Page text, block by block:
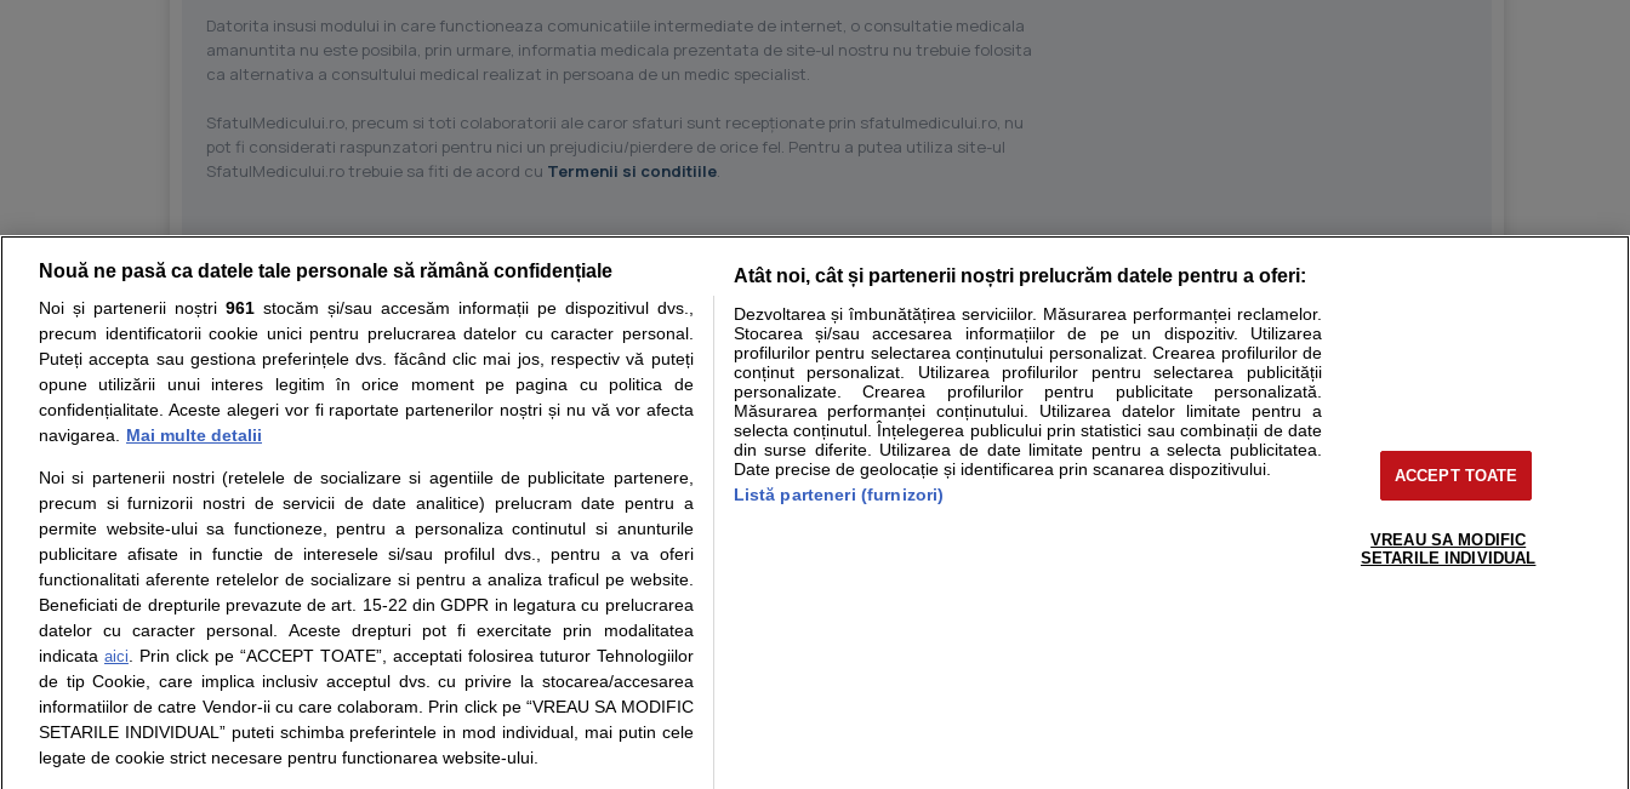
Datorita insusi modului in care functioneaza comunicatiile intermediate de internet, o consultatie medicala
amanuntita nu este posibila, prin urmare, informatia medicala prezentata de site-ul nostru nu trebuie folosita
ca alternativa a consultului medical realizat in persoana de un medic specialist.
SfatulMedicului.ro, precum si toti colaboratorii ale caror sfaturi sunt recepţionate prin sfatulmedicului.ro, nu
pot fi considerati raspunzatori pentru nici un prejudiciu/pierdere de orice fel. Pentru a putea utiliza site-ul
SfatulMedicului.ro trebuie sa fiti de acord cu Termenii si conditiile.
Resurse: Autoevaluare simptome Interpretare analize Specialitati medicale
Opiniile avizate ale medicilor, sfaturile si orice alte informatii despre sanatate disponibile pe sfatulmedicului.ro au scop informativ si educational. Ele nu pot substitui consultul medical direct si
nici diagnosticul stabilit in urma investigatiilor si analizelor medicale. Va sfatuim, ca pe langa informatia primita pe sfatulmedicului.ro sa consultati fie medicul Dvs., fie unul dintre medicii pe care
ii punem la dispozitie pentru programare in sistemul de programari la medic Clickmed.
Despre noi
Contact
Intrebari frecvente
Consultanti
medicali
Termeni si conditii
Politica de
confidentialitate
Politica de cookie
Modifica Setarile Cookie
Drepturile consumatorului
Protectia consumatorilor -
ANPC
Solutionarea Alternativa a
Litigiilor
Info consumator: 0800.080.999
Formulare europene - CNAS
Ministerul Sanatatii - ANMDM
Parteneri
Inscriere clinica
Pentru pacient
support@sfatulmedicului.ro
0374 109 268
© Copyright © 2005 - 2026
SFATUL MEDICULUI.ro S.A, CUI: RO 38847631, J40/1995/2018, cu sediul in Bucuresti, Bulevardul Pierre de Coubertin, Office Building, Spatiul E6-11, etaj 6, sector 2, cod 021901
Nouă ne pasă ca datele tale personale să rămână confidențiale
Noi și partenerii noștri 961stocăm și/sau accesăm informații pe dispozitivul dvs.,
precum identificatorii cookie unici pentru prelucrarea datelor cu caracter personal.
Puteți accepta sau gestiona preferințele dvs. făcând clic mai jos, respectiv vă puteți
opune utilizării unui interes legitim în orice moment pe pagina cu politica de
confidențialitate. Aceste alegeri vor fi raportate partenerilor noștri și nu vă vor afecta
navigarea.
Mai multe detalii
Noi si partenerii nostri (retelele de socializare si agentiile de publicitate partenere,
precum si furnizorii nostri de servicii de date analitice) prelucram date pentru a
permite website-ului sa functioneze, pentru a personaliza continutul si anunturile
publicitare afisate in functie de interesele si/sau profilul dvs., pentru a va oferi
functionalitati aferente retelelor de socializare si pentru a analiza traficul pe website.
Beneficiati de drepturile prevazute de art. 15-22 din GDPR in legatura cu prelucrarea
datelor cu caracter personal. Aceste drepturi pot fi exercitate prin modalitatea
indicata aici. Prin click pe “ACCEPT TOATE”, acceptati folosirea tuturor Tehnologiilor
de tip Cookie, care implica inclusiv acceptul dvs. cu privire la stocarea/accesarea
informatiilor de catre Vendor-ii cu care colaboram. Prin click pe “VREAU SA MODIFIC
SETARILE INDIVIDUAL” puteti schimba preferintele in mod individual, mai putin cele
legate de cookie strict necesare pentru functionarea website-ului.
Atât noi, cât și partenerii noștri prelucrăm datele pentru a oferi:
Dezvoltarea și îmbunătățirea serviciilor. Măsurarea performanței reclamelor.
Stocarea și/sau accesarea informațiilor de pe un dispozitiv. Utilizarea
profilurilor pentru selectarea conținutului personalizat. Crearea profilurilor de
conținut personalizat. Utilizarea profilurilor pentru selectarea publicității
personalizate. Crearea profilurilor pentru publicitate personalizată.
Măsurarea performanței conținutului. Utilizarea datelor limitate pentru a
selecta conținutul. Înțelegerea publicului prin statistici sau combinații de date
din surse diferite. Utilizarea de date limitate pentru a selecta publicitatea.
Date precise de geolocație și identificarea prin scanarea dispozitivului.
Listă parteneri (furnizori)
ACCEPT TOATE
VREAU SA MODIFIC
SETARILE INDIVIDUAL